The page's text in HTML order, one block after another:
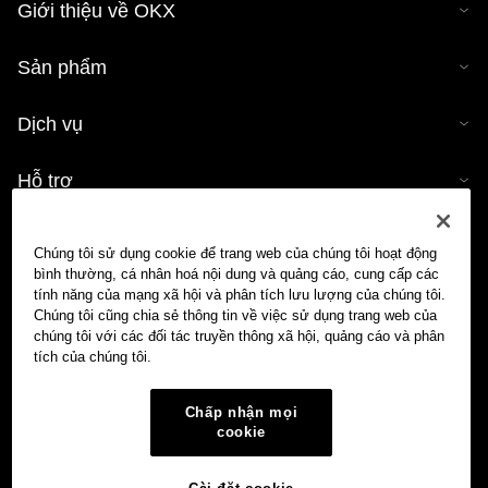
Giới thiệu về OKX
Sản phẩm
Dịch vụ
Hỗ trợ
Công cụ tính tiền mã hóa
Giao dịch
Chúng tôi sử dụng cookie để trang web của chúng tôi hoạt động
bình thường, cá nhân hoá nội dung và quảng cáo, cung cấp các
tính năng của mạng xã hội và phân tích lưu lượng của chúng tôi.
Chúng tôi cũng chia sẻ thông tin về việc sử dụng trang web của
chúng tôi với các đối tác truyền thông xã hội, quảng cáo và phân
tích của chúng tôi.
Chấp nhận mọi
cookie